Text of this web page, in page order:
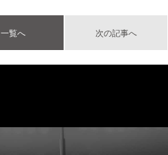
一覧へ 次の記事へ